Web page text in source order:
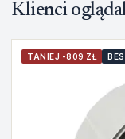
Klienci
TANIEJ -809 ZŁ